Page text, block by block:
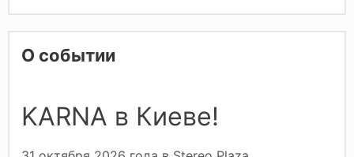
О событии
KARNA в Киеве!